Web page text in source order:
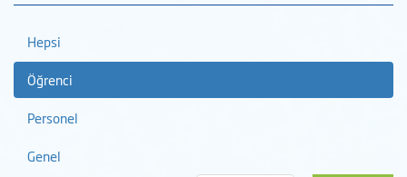
Hepsi
Öğrenci
Personel
Genel